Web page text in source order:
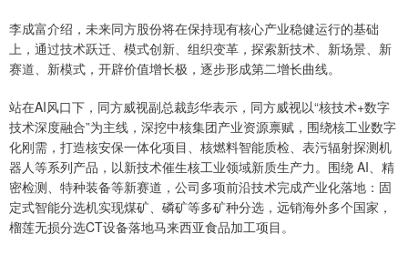
李成富介绍，未来同方股份将在保持现有核心产业稳健运行的基础
上，通过技术跃迁、模式创新、组织变革，探索新技术、新场景、新
赛道、新模式，开辟价值增长极，逐步形成第二增长曲线。
站在AI风口下，同方威视副总裁彭华表示，同方威视以“核技术+数字
技术深度融合”为主线，深挖中核集团产业资源禀赋，围绕核工业数字
化刚需，打造核安保一体化项目、核燃料智能质检、表污辐射探测机
器人等系列产品，以新技术催生核工业领域新质生产力。围绕 AI、精
密检测、特种装备等新赛道，公司多项前沿技术完成产业化落地：固
定式智能分选机实现煤矿、磷矿等多矿种分选，远销海外多个国家，
榴莲无损分选CT设备落地马来西亚食品加工项目。